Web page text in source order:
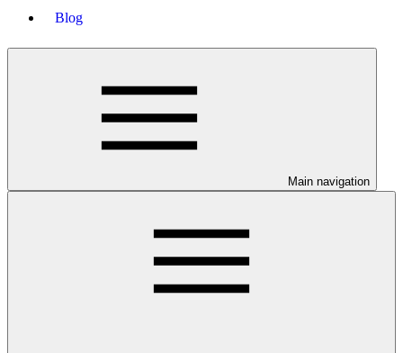
Blog
Main navigation